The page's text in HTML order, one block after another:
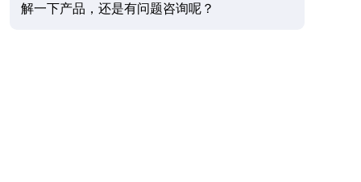
解一下产品，还是有问题咨询呢？